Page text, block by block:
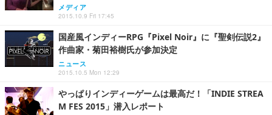
メディア
2015.10.9 Fri 17:45
国産風インディーRPG『Pixel Noir』に『聖剣伝説2』
作曲家・菊田裕樹氏が参加決定
ニュース
2015.10.5 Mon 12:29
やっぱりインディーゲームは最高だ！「INDIE STREA
M FES 2015」潜入レポート